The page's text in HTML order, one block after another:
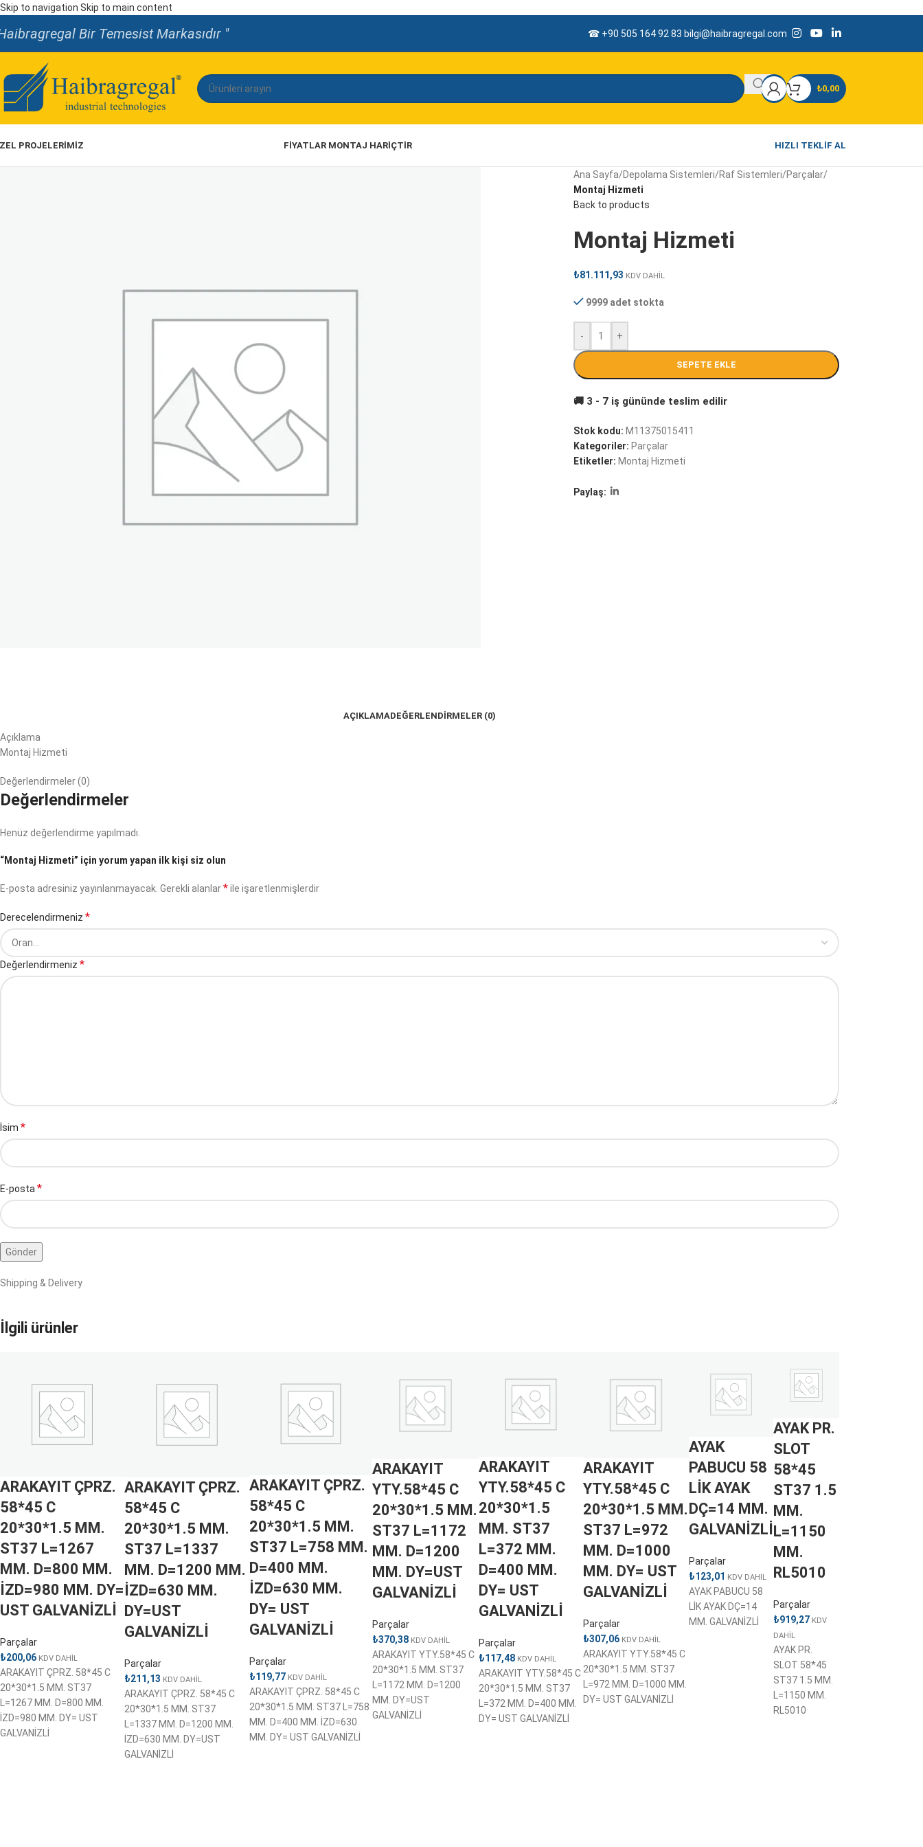
Skip to navigation Skip to main content
Bir Temesist Markasıdır " ☎ +90 505 164 92 83 bilgi@haibragregal.com
₺0,00
PROJELERİMİZ FIYATLAR MONTAJ HARIÇTIR HIZLI TEKLIF AL
Ana Sayfa/Depolama Sistemleri/Raf Sistemleri/Parçalar/
Montaj Hizmeti
Back to products
Montaj Hizmeti
₺81.111,93 KDV DAHİL
9999 adet stokta
- +
SEPETE EKLE
Stok kodu: M11375015411
Kategoriler: Parçalar
Etiketler: Montaj Hizmeti
Paylaş:
AÇIKLAMADEĞERLENDIRMELER (0)
Açıklama
Montaj Hizmeti
Değerlendirmeler (0)
Değerlendirmeler
Henüz değerlendirme yapılmadı.
“Montaj Hizmeti” için yorum yapan ilk kişi siz olun
E-posta adresiniz yayınlanmayacak. Gerekli alanlar*ile işaretlenmişlerdir
Derecelendirmeniz *
Değerlendirmeniz *
İsim *
E-posta *
Shipping & Delivery
İlgili ürünler
ARAKAYIT ÇPRZ.
58*45 C
20*30*1.5 MM.
ST37 L=1267
MM. D=800 MM.
İZD=980 MM. DY=
UST GALVANİZLİ
Parçalar
₺200,06 KDV DAHİL
ARAKAYIT ÇPRZ. 58*45 C
20*30*1.5 MM. ST37
L=1267 MM. D=800 MM.
İZD=980 MM. DY= UST
GALVANİZLİ
ARAKAYIT ÇPRZ.
58*45 C
20*30*1.5 MM.
ST37 L=1337
MM. D=1200 MM.
İZD=630 MM.
DY=UST
GALVANİZLİ
Parçalar
₺211,13 KDV DAHİL
ARAKAYIT ÇPRZ. 58*45 C
20*30*1.5 MM. ST37
L=1337 MM. D=1200 MM.
İZD=630 MM. DY=UST
GALVANİZLİ
ARAKAYIT ÇPRZ.
58*45 C
20*30*1.5 MM.
ST37 L=758 MM.
D=400 MM.
İZD=630 MM.
DY= UST
GALVANİZLİ
Parçalar
₺119,77 KDV DAHİL
ARAKAYIT ÇPRZ. 58*45 C
20*30*1.5 MM. ST37 L=758
MM. D=400 MM. İZD=630
MM. DY= UST GALVANİZLİ
ARAKAYIT
YTY.58*45 C
20*30*1.5 MM.
ST37 L=1172
MM. D=1200
MM. DY=UST
GALVANİZLİ
Parçalar
₺370,38 KDV DAHİL
ARAKAYIT YTY.58*45 C
20*30*1.5 MM. ST37
L=1172 MM. D=1200
MM. DY=UST
GALVANİZLİ
ARAKAYIT
YTY.58*45 C
20*30*1.5
MM. ST37
L=372 MM.
D=400 MM.
DY= UST
GALVANİZLİ
Parçalar
₺117,48 KDV DAHİL
ARAKAYIT YTY.58*45 C
20*30*1.5 MM. ST37
L=372 MM. D=400 MM.
DY= UST GALVANİZLİ
ARAKAYIT
YTY.58*45 C
20*30*1.5 MM.
ST37 L=972
MM. D=1000
MM. DY= UST
GALVANİZLİ
Parçalar
₺307,06 KDV DAHİL
ARAKAYIT YTY.58*45 C
20*30*1.5 MM. ST37
L=972 MM. D=1000 MM.
DY= UST GALVANİZLİ
AYAK
PABUCU 58
LİK AYAK
DÇ=14 MM.
GALVANİZLİ
Parçalar
₺123,01 KDV DAHİL
AYAK PABUCU 58
LİK AYAK DÇ=14
MM. GALVANİZLİ
AYAK PR.
SLOT
58*45
ST37 1.5
MM.
L=1150
MM.
RL5010
Parçalar
₺919,27 KDV
DAHİL
AYAK PR.
SLOT 58*45
ST37 1.5 MM.
L=1150 MM.
RL5010